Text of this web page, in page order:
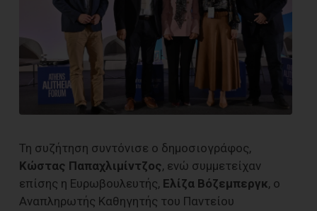
Τη συζήτηση συντόνισε ο δημοσιογράφος,
Κώστας Παπαχλιμίντζος, ενώ συμμετείχαν
επίσης η Ευρωβουλευτής, Ελίζα Βόζεμπεργκ, ο
Αναπληρωτής Καθηγητής του Παντείου